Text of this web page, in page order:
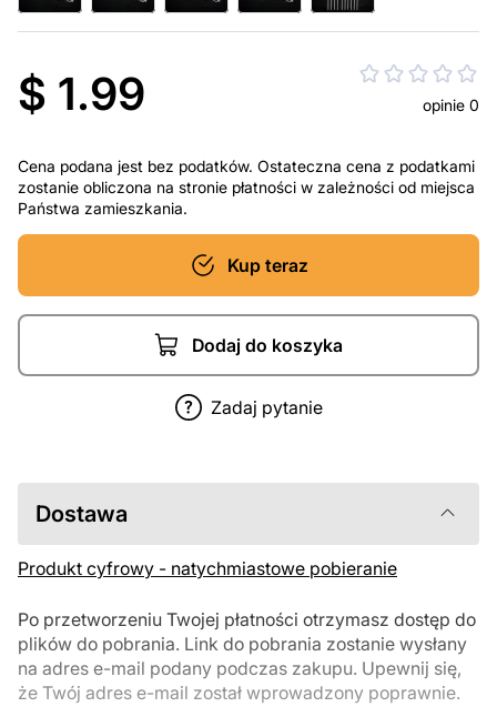
$ 1.99 opinie 0
Cena podana jest bez podatków. Ostateczna cena z podatkami
zostanie obliczona na stronie płatności w zależności od miejsca
Państwa zamieszkania.
Kup teraz
Dodaj do koszyka
Zadaj pytanie
Dostawa
Produkt cyfrowy - natychmiastowe pobieranie
Po przetworzeniu Twojej płatności otrzymasz dostęp do
plików do pobrania. Link do pobrania zostanie wysłany
na adres e-mail podany podczas zakupu. Upewnij się,
że Twój adres e-mail został wprowadzony poprawnie.